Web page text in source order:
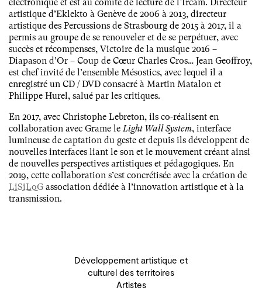
électronique et est au comité de lecture de l’Ircam. Directeur
artistique d’Eklekto à Genève de 2006 à 2013, directeur
artistique des Percussions de Strasbourg de 2015 à 2017, il a
permis au groupe de se renouveler et de se perpétuer, avec
succès et récompenses, Victoire de la musique 2016 –
Diapason d’Or – Coup de Cœur Charles Cros… Jean Geoffroy,
est chef invité de l’ensemble Mésostics, avec lequel il a
enregistré un CD / DVD consacré à Martin Matalon et
Philippe Hurel, salué par les critiques.
En 2017, avec Christophe Lebreton, ils co-réalisent en
collaboration avec Grame le Light Wall System, interface
lumineuse de captation du geste et depuis ils développent de
nouvelles interfaces liant le son et le mouvement créant ainsi
de nouvelles perspectives artistiques et pédagogiques. En
2019, cette collaboration s’est concrétisée avec la création de
LiSiLoG association dédiée à l’innovation artistique et à la
transmission.
Développement artistique et
culturel des territoires
Artistes